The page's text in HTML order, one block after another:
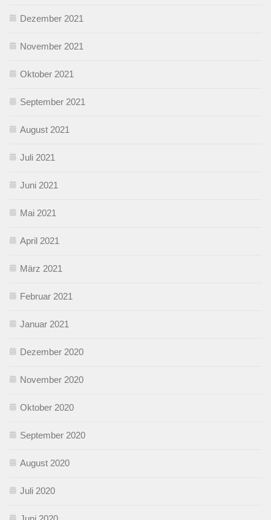
Dezember 2021
November 2021
Oktober 2021
September 2021
August 2021
Juli 2021
Juni 2021
Mai 2021
April 2021
März 2021
Februar 2021
Januar 2021
Dezember 2020
November 2020
Oktober 2020
September 2020
August 2020
Juli 2020